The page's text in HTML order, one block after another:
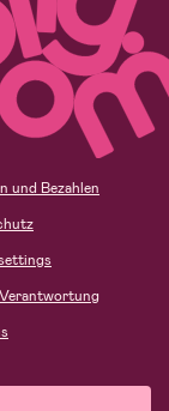
und Bezahlen